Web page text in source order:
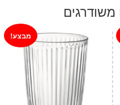
משודרגים
מבצע!